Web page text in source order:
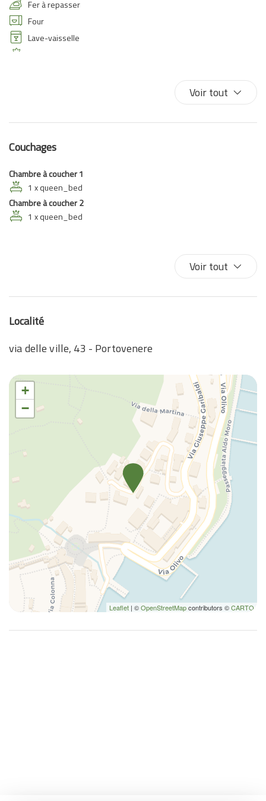
Fer à repasser
Four
Lave-vaisselle
Sèche-cheveux
Voir tout
Couchages
Chambre à coucher 1
1 x queen_bed
Chambre à coucher 2
1 x queen_bed
Voir tout
Localité
via delle ville, 43 - Portovenere
+
−
Leaflet | ©OpenStreetMapcontributors ©CARTO